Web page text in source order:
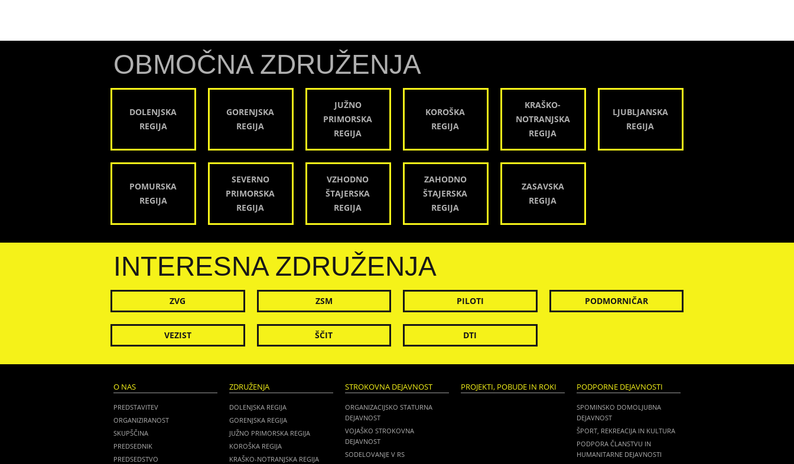
OBMOČNA ZDRUŽENJA
DOLENJSKA
REGIJA
GORENJSKA
REGIJA
JUŽNO
PRIMORSKA
REGIJA
KOROŠKA
REGIJA
KRAŠKO-
NOTRANJSKA
REGIJA
LJUBLJANSKA
REGIJA
POMURSKA
REGIJA
SEVERNO
PRIMORSKA
REGIJA
VZHODNO
ŠTAJERSKA
REGIJA
ZAHODNO
ŠTAJERSKA
REGIJA
ZASAVSKA
REGIJA
INTERESNA ZDRUŽENJA
ZVG ZSM PILOTI PODMORNIČAR
VEZIST ŠČIT DTI
O NAS
PREDSTAVITEV
ORGANIZIRANOST
SKUPŠČINA
PREDSEDNIK
PREDSEDSTVO
ZDRUŽENJA
DOLENJSKA REGIJA
GORENJSKA REGIJA
JUŽNO PRIMORSKA REGIJA
KOROŠKA REGIJA
KRAŠKO-NOTRANJSKA REGIJA
STROKOVNA DEJAVNOST
ORGANIZACIJSKO STATURNA
DEJAVNOST
VOJAŠKO STROKOVNA
DEJAVNOST
SODELOVANJE V RS
PROJEKTI, POBUDE IN ROKI PODPORNE DEJAVNOSTI
SPOMINSKO DOMOLJUBNA
DEJAVNOST
ŠPORT, REKREACIJA IN KULTURA
PODPORA ČLANSTVU IN
HUMANITARNE DEJAVNOSTI